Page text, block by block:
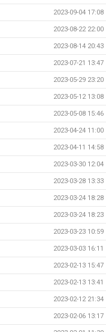
2023-09-04 17:08
2023-08-22 22:00
2023-08-14 20:43
2023-07-21 13:47
2023-05-29 23:20
2023-05-12 13:08
2023-05-08 15:46
2023-04-24 11:00
2023-04-11 14:58
2023-03-30 12:04
2023-03-28 13:33
2023-03-24 18:28
2023-03-24 18:23
2023-03-23 10:59
2023-03-03 16:11
2023-02-13 15:47
2023-02-13 13:41
2023-02-12 21:34
2023-02-06 13:17